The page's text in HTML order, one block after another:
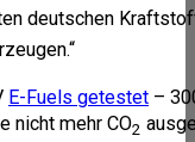
deutschen
E-Fuels getestet –
nicht mehr CO2